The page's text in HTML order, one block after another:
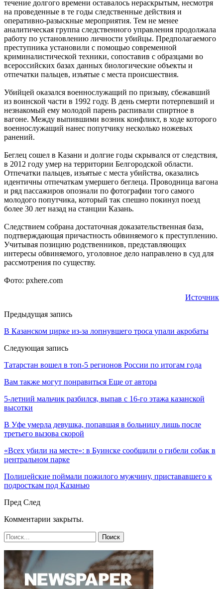
течение долгого времени оставалось нераскрытым, несмотря
на проведенные в те годы следственные действия и
оперативно-разыскные мероприятия. Тем не менее
аналитическая группа следственного управления продолжала
работу по установлению личности убийцы. Предполагаемого
преступника установили с помощью современной
криминалистической техники, сопоставив с образцами во
всероссийских базах данных биологические объекты и
отпечатки пальцев, изъятые с места происшествия.
Убийцей оказался военнослужащий по призыву, сбежавший
из воинской части в 1992 году. В день смерти потерпевший и
незнакомый ему молодой парень распивали спиртное в
вагоне. Между выпившими возник конфликт, в ходе которого
военнослужащий нанес попутчику несколько ножевых
ранений.
Беглец сошел в Казани и долгие годы скрывался от следствия,
в 2012 году умер на территории Белгородской области.
Отпечатки пальцев, изъятые с места убийства, оказались
идентичны отпечаткам умершего беглеца. Проводница вагона
и ряд пассажиров опознали по фотографии того самого
молодого попутчика, который так спешно покинул поезд
более 30 лет назад на станции Казань.
Следствием собрана достаточная доказательственная база,
подтверждающая причастность обвиняемого к преступлению.
Учитывая позицию родственников, представляющих
интересы обвиняемого, уголовное дело направлено в суд для
рассмотрения по существу.
Фото: pxhere.com
Источник
Предыдущая запись
В Казанском цирке из-за лопнувшего троса упали акробаты
Следующая запись
Татарстан вошел в топ-5 регионов России по итогам года
Вам также могут понравиться Еще от автора
5-летний мальчик разбился, выпав с 16-го этажа казанской
высотки
В Уфе умерла девушка, попавшая в больницу лишь после
третьего вызова скорой
«Всех убили на месте»: в Буинске сообщили о гибели собак в
центральном парке
Полицейские поймали пожилого мужчину, пристававшего к
подросткам под Казанью
Пред След
Комментарии закрыты.